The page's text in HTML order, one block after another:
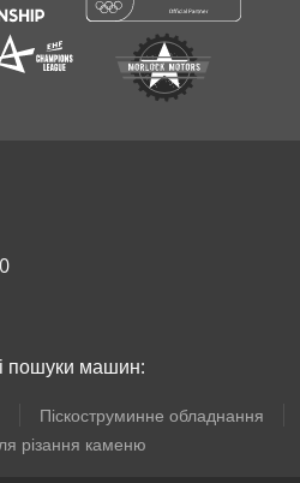
пошуки машин:
Піскоструминне обладнання
різання каменю